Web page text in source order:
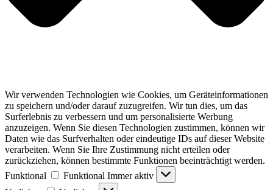
Wir verwenden Technologien wie Cookies, um Geräteinformationen
zu speichern und/oder darauf zuzugreifen. Wir tun dies, um das
Surferlebnis zu verbessern und um personalisierte Werbung
anzuzeigen. Wenn Sie diesen Technologien zustimmen, können wir
Daten wie das Surfverhalten oder eindeutige IDs auf dieser Website
verarbeiten. Wenn Sie Ihre Zustimmung nicht erteilen oder
zurückziehen, können bestimmte Funktionen beeinträchtigt werden.
Funktional
Funktional Immer aktiv